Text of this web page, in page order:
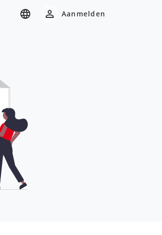
Aanmelden